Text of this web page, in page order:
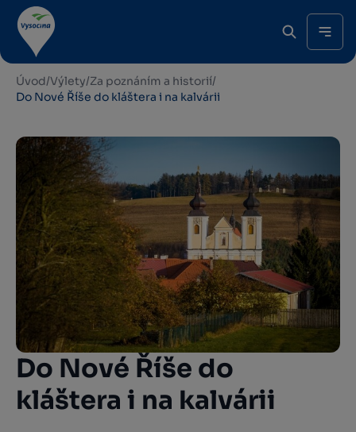
Úvod/Výlety/Za poznáním a historií/
Do Nové Říše do kláštera i na kalvárii
Do Nové Říše do
kláštera i na kalvárii